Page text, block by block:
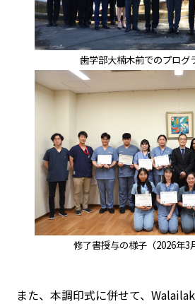
歯学部大楠木前でのプログ
修了書授与の様子（2026年3
また、本調印式に併せて、